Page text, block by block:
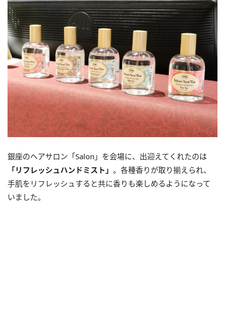
銀座のヘアサロン「Salon」を会場に、出迎えてくれたのは
「リフレッシュハンドミスト」 。各種香りが取り揃えられ、
手肌をリフレッシュすると共に香りも楽しめるようになって
いました。